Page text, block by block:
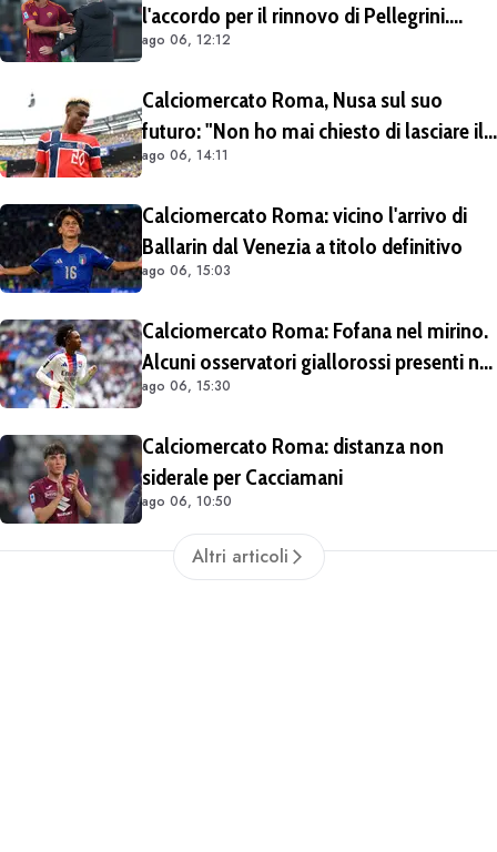
l'accordo per il rinnovo di Pellegrini.
Prolungamento di un solo anno
ago 06, 12:12
Calciomercato Roma, Nusa sul suo
futuro: "Non ho mai chiesto di lasciare il
Lipsia". Giallorossi ancora al lavoro
ago 06, 14:11
Calciomercato Roma: vicino l'arrivo di
Ballarin dal Venezia a titolo definitivo
ago 06, 15:03
Calciomercato Roma: Fofana nel mirino.
Alcuni osservatori giallorossi presenti nel
match di Champions con il Lione
ago 06, 15:30
Calciomercato Roma: distanza non
siderale per Cacciamani
ago 06, 10:50
Altri articoli